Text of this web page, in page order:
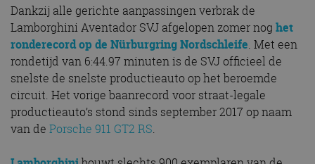
Dankzij alle gerichte aanpassingen verbrak de
Lamborghini Aventador SVJ afgelopen zomer nog het
ronderecord op de Nürburgring Nordschleife. Met een
rondetijd van 6:44.97 minuten is de SVJ officieel de
snelste de snelste productieauto op het beroemde
circuit. Het vorige baanrecord voor straat-legale
productieauto’s stond sinds september 2017 op naam
van de Porsche 911 GT2 RS.